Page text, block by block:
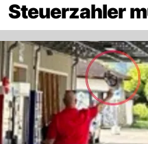
Steuerzahler